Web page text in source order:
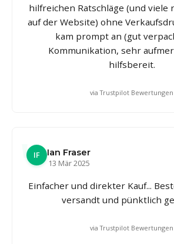
hilfreichen Ratschläge (und viele
auf der Website) ohne
kam prompt an (gut
Kommunikation, sehr
hilfsbereit.
via Trustpilot Bewertungen
IF
Ian Fraser
13 Mär 2025
Einfacher und direkter Kauf...
versandt und pünktlich
via Trustpilot Bewertungen